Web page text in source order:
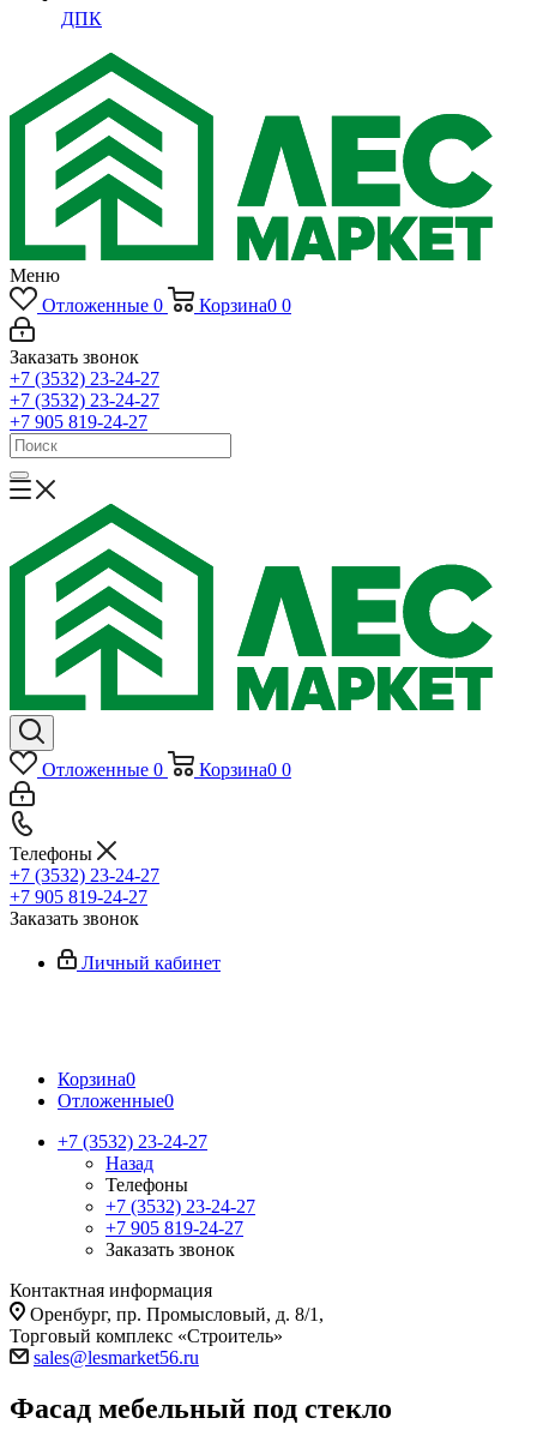
ДПК
Меню
Отложенные 0 Корзина0 0
Заказать звонок
+7 (3532) 23-24-27
+7 (3532) 23-24-27
+7 905 819-24-27
Отложенные 0 Корзина0 0
Телефоны
+7 (3532) 23-24-27
+7 905 819-24-27
Заказать звонок
Личный кабинет
Корзина0
Отложенные0
+7 (3532) 23-24-27
Назад
Телефоны
+7 (3532) 23-24-27
+7 905 819-24-27
Заказать звонок
Контактная информация
Оренбург, пр. Промысловый, д. 8/1,
Торговый комплекс «Строитель»
sales@lesmarket56.ru
Фасад мебельный под стекло